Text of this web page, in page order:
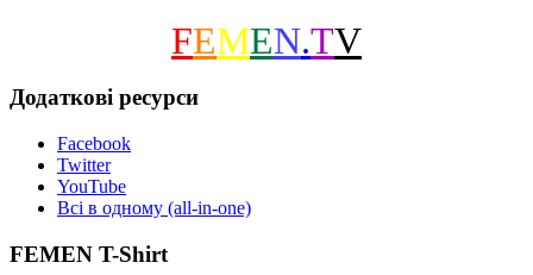
FEMEN.TV
Додаткові ресурси
Facebook
Twitter
YouTube
Всі в одному (all-in-one)
FEMEN T-Shirt